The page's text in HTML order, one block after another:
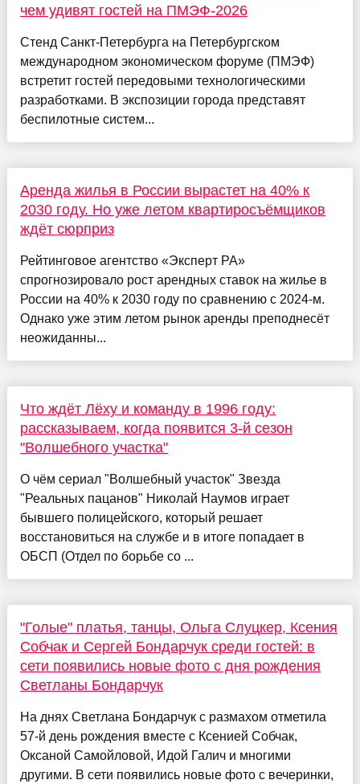
чем удивят гостей на ПМЭФ-2026
Стенд Санкт-Петербурга на Петербургском
международном экономическом форуме (ПМЭФ)
встретит гостей передовыми технологическими
разработками. В экспозиции города представят
беспилотные систем...
Аренда жилья в России вырастет на 40% к
2030 году. Но уже летом квартиросъёмщиков
ждёт сюрприз
Рейтинговое агентство «Эксперт РА»
спрогнозировало рост арендных ставок на жилье в
России на 40% к 2030 году по сравнению с 2024-м.
Однако уже этим летом рынок аренды преподнесёт
неожиданны...
Что ждёт Лёху и команду в 1996 году:
рассказываем, когда появится 3-й сезон
"Волшебного участка"
О чём сериал "Волшебный участок" Звезда
"Реальных пацанов" Николай Наумов играет
бывшего полицейского, который решает
восстановиться на службе и в итоге попадает в
ОБСП (Отдел по борьбе со ...
"Голые" платья, танцы, Ольга Слуцкер, Ксения
Собчак и Сергей Бондарчук среди гостей: в
сети появились новые фото с дня рождения
Светланы Бондарчук
На днях Светлана Бондарчук с размахом отметила
57-й день рождения вместе с Ксенией Собчак,
Оксаной Самойловой, Идой Галич и многими
другими. В сети появились новые фото с вечеринки,